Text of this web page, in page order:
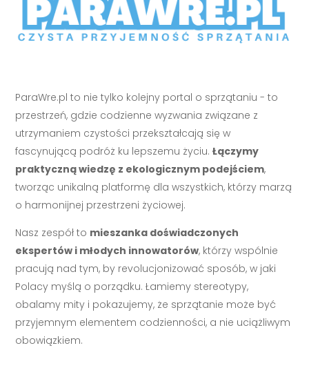
ParaWre.pl to nie tylko kolejny portal o sprzątaniu - to
przestrzeń, gdzie codzienne wyzwania związane z
utrzymaniem czystości przekształcają się w
fascynującą podróż ku lepszemu życiu.Łączymy
praktyczną wiedzę z ekologicznym podejściem,
tworząc unikalną platformę dla wszystkich, którzy marzą
o harmonijnej przestrzeni życiowej.
Nasz zespół to mieszanka doświadczonych
ekspertów i młodych innowatorów, którzy wspólnie
pracują nad tym, by revolucjonizować sposób, w jaki
Polacy myślą o porządku. Łamiemy stereotypy,
obalamy mity i pokazujemy, że sprzątanie może być
przyjemnym elementem codzienności, a nie uciążliwym
obowiązkiem.